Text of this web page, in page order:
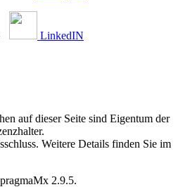
LinkedIN
auf dieser Seite sind Eigentum der
Weitere Details finden Sie im
2.9.5.